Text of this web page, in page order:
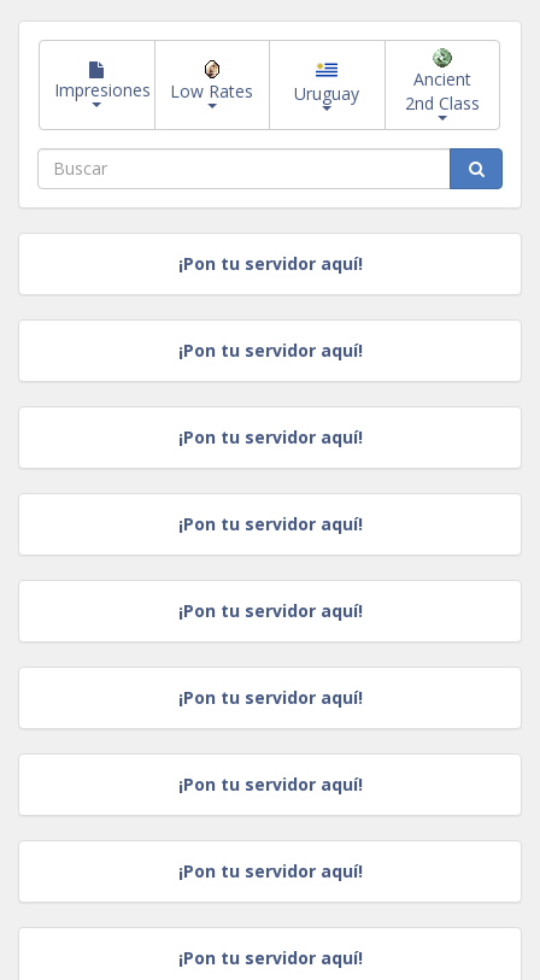
Impresiones Low Rates Uruguay
Ancient
2nd Class
¡Pon tu servidor aquí!
¡Pon tu servidor aquí!
¡Pon tu servidor aquí!
¡Pon tu servidor aquí!
¡Pon tu servidor aquí!
¡Pon tu servidor aquí!
¡Pon tu servidor aquí!
¡Pon tu servidor aquí!
¡Pon tu servidor aquí!